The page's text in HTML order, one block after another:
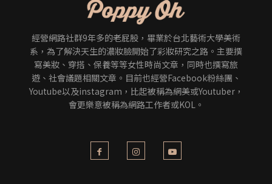
經營網路社群9年多的老屁股，畢業於台北藝術大學美術
系，為了解決天生的濃妝臉開始了彩妝研究之路。主要撰
寫美妝、穿搭、保養等等女性時尚文章，同時也撰寫旅
遊、社會議題相關文章。目前也經營Facebook粉絲團、
Youtube以及instagram，比起被稱為網美或Youtuber，
會更樂意被稱為網路工作者或KOL。